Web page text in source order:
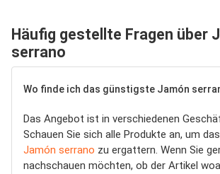
Häufig gestellte Fragen über
serrano
Wo finde ich das günstigste Jamón
Das Angebot ist in verschiedenen
Schauen Sie sich alle Produkte an, um
Jamón serrano zu ergattern. Wenn Sie
nachschauen möchten, ob der Artikel